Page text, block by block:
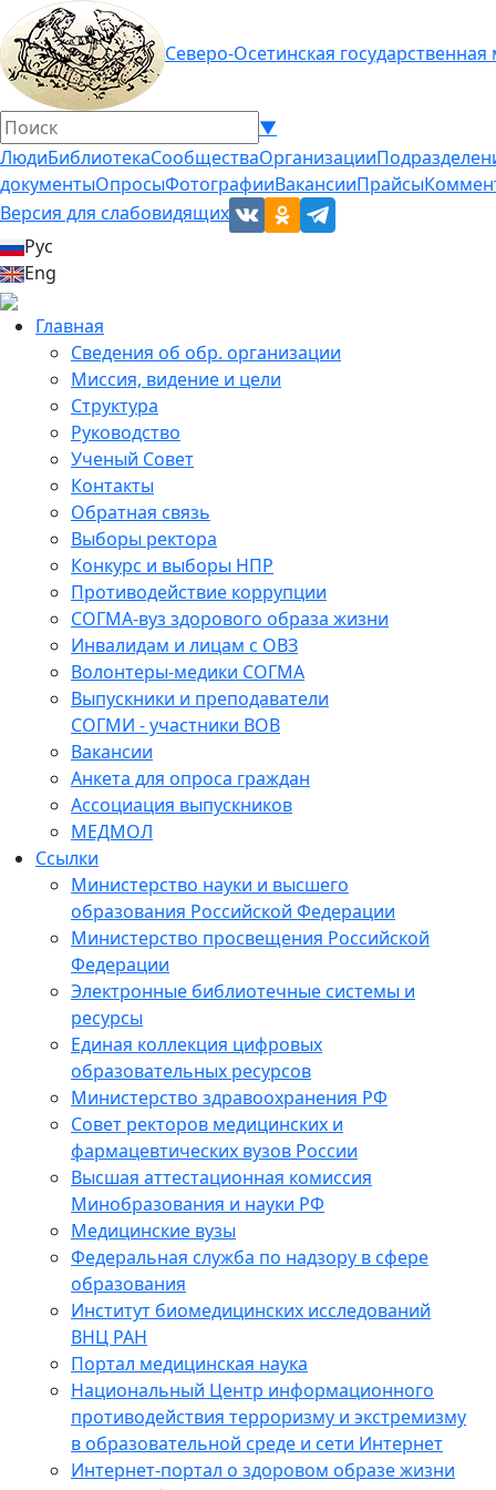
Северо-Осетинская
▼
ЛюдиБиблиотекаСообществаОрганизации
документыОпросыФотографииВакансииПрайсы
Версия для слабовидящих
Рус
Eng
Главная
Сведения об обр. организации
Миссия, видение и цели
Структура
Руководство
Ученый Совет
Контакты
Обратная связь
Выборы ректора
Конкурс и выборы НПР
Противодействие коррупции
СОГМА-вуз здорового образа жизни
Инвалидам и лицам с ОВЗ
Волонтеры-медики СОГМА
Выпускники и преподаватели
СОГМИ - участники ВОВ
Вакансии
Анкета для опроса граждан
Ассоциация выпускников
МЕДМОЛ
Ссылки
Министерство науки и высшего
образования Российской Федерации
Министерство просвещения Российской
Федерации
Электронные библиотечные системы и
ресурсы
Единая коллекция цифровых
образовательных ресурсов
Министерство здравоохранения РФ
Совет ректоров медицинских и
фармацевтических вузов России
Высшая аттестационная комиссия
Минобразования и науки РФ
Медицинские вузы
Федеральная служба по надзору в сфере
образования
Институт биомедицинских исследований
ВНЦ РАН
Портал медицинская наука
Национальный Центр информационного
противодействия терроризму и экстремизму
в образовательной среде и сети Интернет
Интернет-портал о здоровом образе жизни